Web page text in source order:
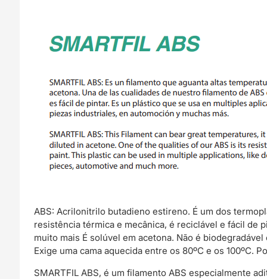
ABS: Acrilonitrilo butadieno estireno. É um dos
resistência térmica e mecânica, é reciclável e fácil de
muito mais É solúvel em acetona. Não é
Exige uma cama aquecida entre os 80ºC e os 100ºC.
SMARTFIL ABS, é um filamento ABS especialmente